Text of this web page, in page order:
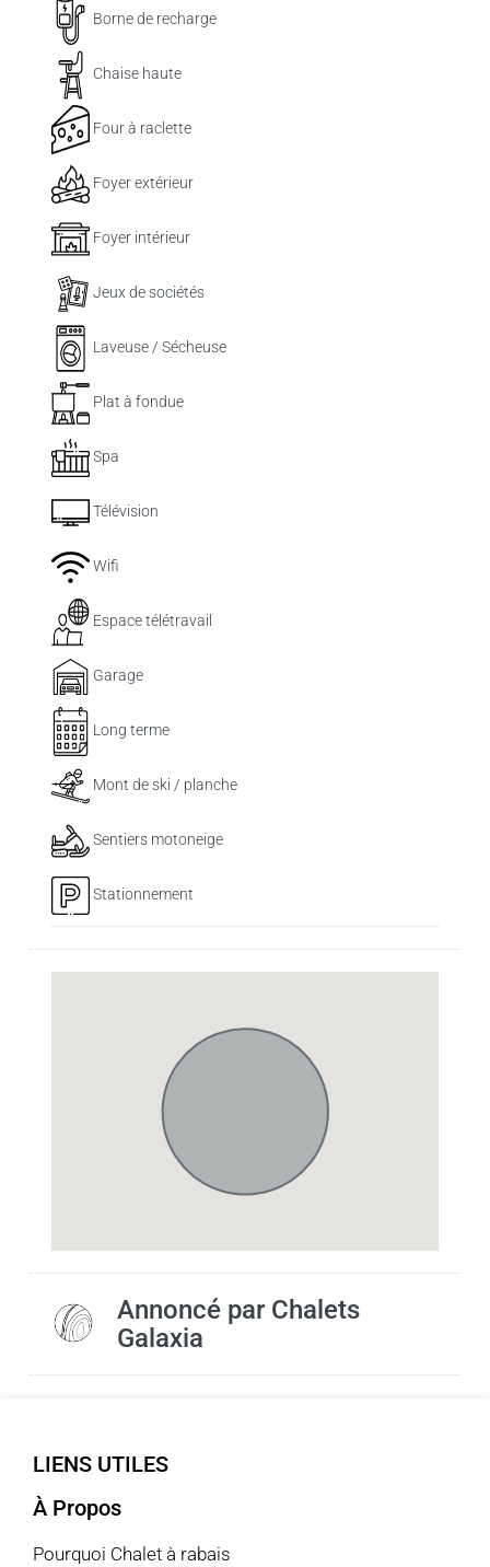
Borne de recharge
Chaise haute
Four à raclette
Foyer extérieur
Foyer intérieur
Jeux de sociétés
Laveuse / Sécheuse
Plat à fondue
Spa
Télévision
Wifi
Espace télétravail
Garage
Long terme
Mont de ski / planche
Sentiers motoneige
Stationnement
Annoncé par Chalets
Galaxia
LIENS UTILES
À Propos
Pourquoi Chalet à rabais